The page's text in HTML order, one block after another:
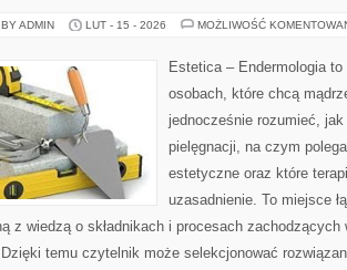
ADMIN LUT - 15 - 2026 MOŻLIWOŚĆ
Estetica – Endermologia
osobach, które chcą
jednocześnie rozumieć, jak
pielęgnacji, na czym
estetyczne oraz które
uzasadnienie. To miejsce
z wiedzą o składnikach i procesach
temu czytelnik może selekcjonować